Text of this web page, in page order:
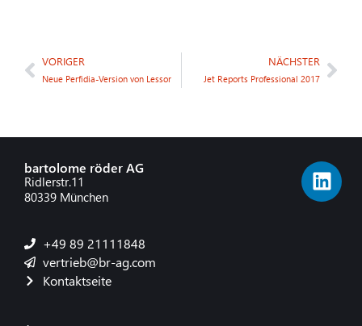
VORIGER
Neue Perfidia-Version von Lessor
NÄCHSTER
Jet Reports Professional 2017
bartolome röder AG
Ridlerstr.11
80339 München
+49 89 21111848
vertrieb@br-ag.com
Kontaktseite